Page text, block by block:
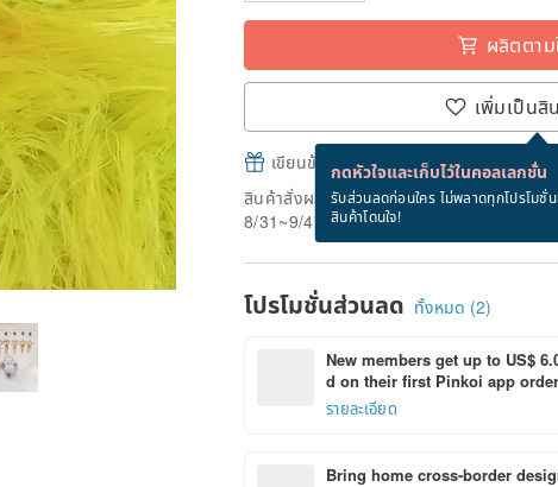
ผลิตตา
เพิ่มเป็นสิ
กดหัวใจและเก็บไว้ในคอลเลกชั่น
รับส่วนลดก่อนใคร ไม่พลาดทุกโปรโมชั่
สินค้าโดนใจ!
เขียนข้อความและส่ง eCard ฟรีเมื่อซื้อสิน
สินค้าสั่งผลิต" ใช้เวลาผลิต 14 วันทำการหลัง
8/31~9/4
โปรโมชั่นส่วนลด ทั้งหมด (2)
New members get up to US$
d on their first Pinkoi app
รายละเอียด
Bring home cross-border